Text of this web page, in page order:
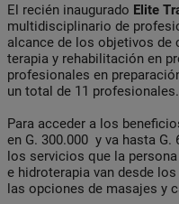
El recién inaugurado Elite
multidisciplinario de
alcance de los objetivos de
terapia y rehabilitación en
profesionales en
un total de 11 profesionales.
Para acceder a los
en G. 300.000 y va hasta G.
los servicios que la
e hidroterapia van desde
las opciones de masajes y